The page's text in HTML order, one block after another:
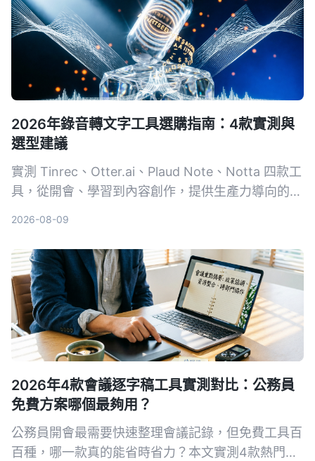
2026年錄音轉文字工具選購指南：4款實測與
選型建議
實測 Tinrec、Otter.ai、Plaud Note、Notta 四款工
具，從開會、學習到內容創作，提供生產力導向的選
2026-08-09
2026年4款會議逐字稿工具實測對比：公務員
免費方案哪個最夠用？
公務員開會最需要快速整理會議記錄，但免費工具百
百種，哪一款真的能省時省力？本文實測4款熱門AI